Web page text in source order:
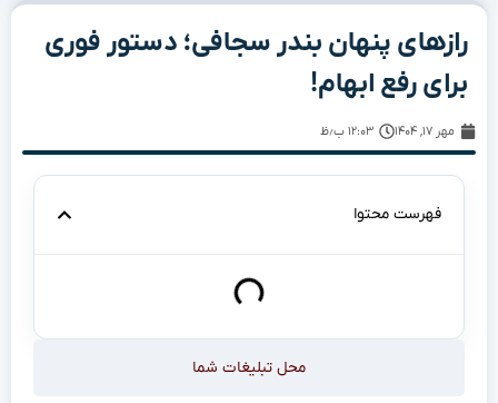
رازهای پنهان بندر سجافی؛ دستور فوری
برای رفع ابهام!
مهر ۱۷, ۱۴۰۴ ۱۲:۰۳ ب٫ظ
فهرست محتوا
محل تبلیغات شما